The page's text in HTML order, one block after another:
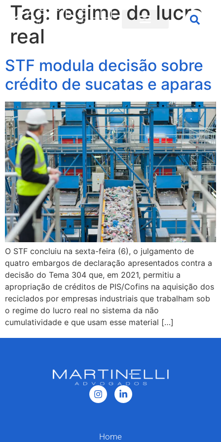
Tag: regime do lucro
real
STF modula decisão sobre
crédito de sucatas e aparas
O STF concluiu na sexta-feira (6), o julgamento de
quatro embargos de declaração apresentados contra a
decisão do Tema 304 que, em 2021, permitiu a
apropriação de créditos de PIS/Cofins na aquisição dos
reciclados por empresas industriais que trabalham sob
o regime do lucro real no sistema da não
cumulatividade e que usam esse material […]
Home